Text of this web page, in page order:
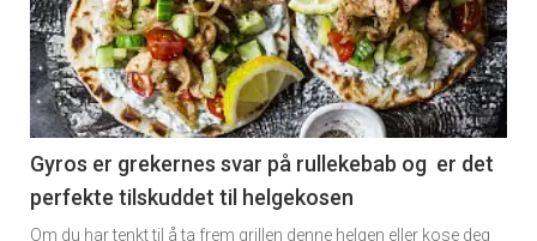
detail
-
section
11
Dagens
Gyros er grekernes svar på rullekebab og er det
perfekte tilskuddet til helgekosen
Om du har tenkt til å ta frem grillen denne helgen eller kose deg